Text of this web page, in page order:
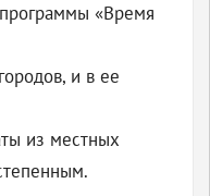
«Время
и в ее
из местных